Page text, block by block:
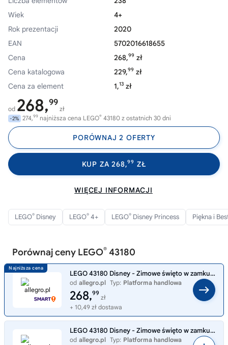
Wiek
4+
Rok prezentacji
2020
EAN
5702016618655
Cena
268,99 zł
Cena katalogowa
229,99 zł
Cena za element
1,13 zł
od 268,99
zł
-2% 274,99 najniższa cena LEGO® 43180 z ostatnich 30 dni
PORÓWNAJ 2 OFERTY
KUP ZA 268,99 ZŁ
WIĘCEJ INFORMACJI
LEGO® Disney LEGO® 4+ LEGO® Disney Princess Piękna i
Porównaj ceny LEGO® 43180
LEGO 43180 Disney - Zimowe święto w zamku Belli
od allegro.pl Typ: Platforma handlowa
268,99
zł
+ 10,49 zł dostawa
LEGO 43180 Disney - Zimowe święto w zamku Belli
od allegro.pl Typ: Platforma handlowa